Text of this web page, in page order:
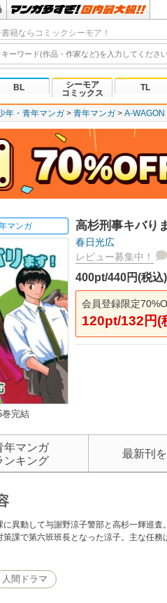
籍ならコミックシーモア！
BL
シーモア
コミックス
TL
年・青年マンガ 青年マンガ A-WAGON
マンガ
巻完結
高杉刑事キバり
春日光広
レビュー募集中！
400pt/440円(税込)
会員登録限定
120pt/132円(
年マンガ
ンキング
最新刊
に異動して与謝野涼子警部と高杉一輝巡
策課で第六班班長となった涼子。主な任
人間ドラマ